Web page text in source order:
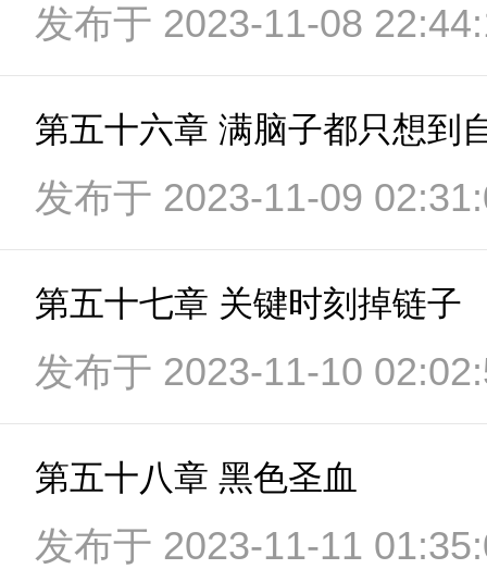
发布于 2023-11-08
第五十六章 满脑子都只想到
发布于 2023-11-09
第五十七章 关键时刻掉链子
发布于 2023-11-10
第五十八章 黑色圣血
发布于 2023-11-11